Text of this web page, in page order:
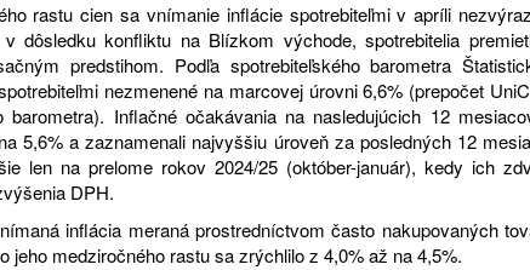
rastu cien sa vnímanie inflácie spotrebiteľmi v apríli
dôsledku konfliktu na Blízkom východe, spotrebitelia
predstihom. Podľa spotrebiteľského barometra
nezmenené na marcovej úrovni 6,6% (prepočet
Inflačné očakávania na nasledujúcich 12
5,6% a zaznamenali najvyššiu úroveň za posledných 12
len na prelome rokov 2024/25 (október-január), kedy ich
DPH.
inflácia meraná prostredníctvom často nakupovaných
jeho medziročného rastu sa zrýchlilo z 4,0% až na 4,5%.